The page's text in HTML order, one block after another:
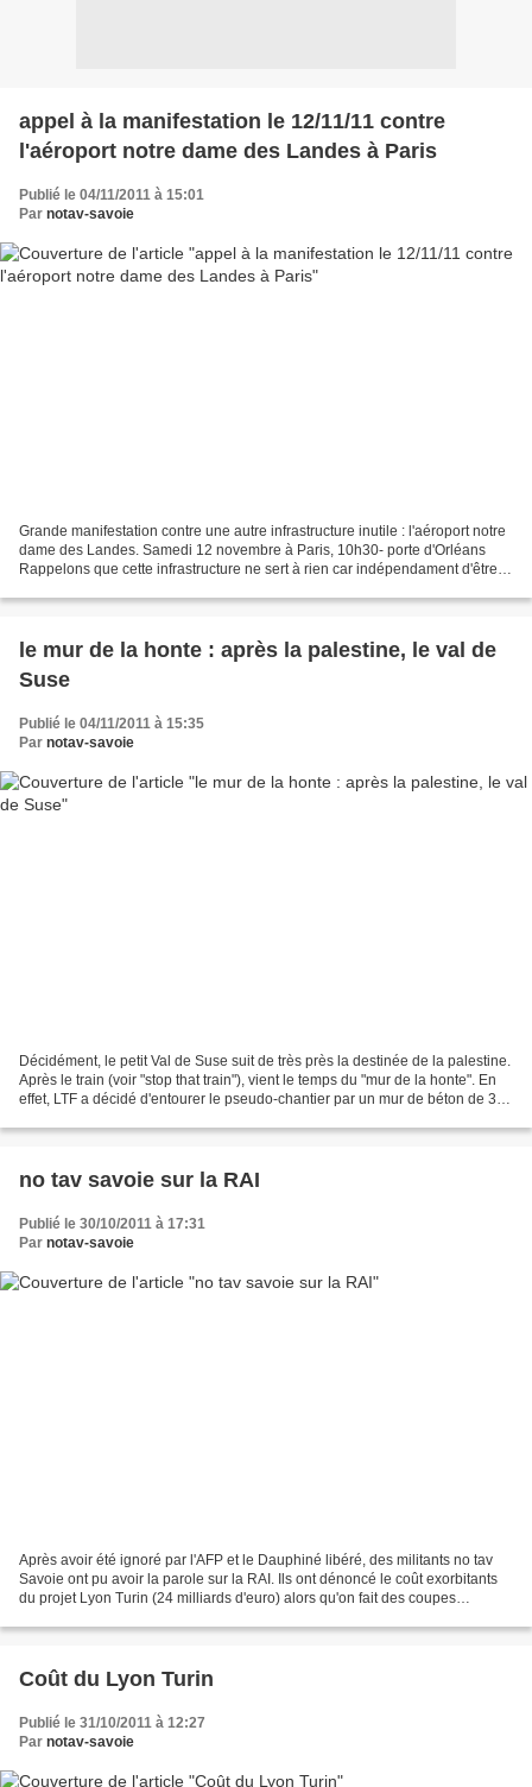
appel à la manifestation le 12/11/11 contre
l'aéroport notre dame des Landes à Paris
Publié le 04/11/2011 à 15:01
Par notav-savoie
Grande manifestation contre une autre infrastructure inutile : l'aéroport notre
dame des Landes. Samedi 12 novembre à Paris, 10h30- porte d'Orléans
Rappelons que cette infrastructure ne sert à rien car indépendament d'être
le mur de la honte : après la palestine, le val de
Suse
Publié le 04/11/2011 à 15:35
Par notav-savoie
Décidément, le petit Val de Suse suit de très près la destinée de la palestine.
Après le train (voir "stop that train"), vient le temps du "mur de la honte". En
effet, LTF a décidé d'entourer le pseudo-chantier par un mur de béton de 3
no tav savoie sur la RAI
Publié le 30/10/2011 à 17:31
Par notav-savoie
Après avoir été ignoré par l'AFP et le Dauphiné libéré, des militants no tav
Savoie ont pu avoir la parole sur la RAI. Ils ont dénoncé le coût exorbitants
du projet Lyon Turin (24 milliards d'euro) alors qu'on fait des coupes
Coût du Lyon Turin
Publié le 31/10/2011 à 12:27
Par notav-savoie